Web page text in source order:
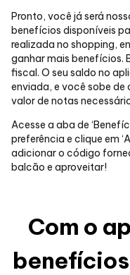
Pronto, você já será
benefícios disponíveis
realizada no shopping,
ganhar mais benefícios.
fiscal. O seu saldo no
enviada, e você sobe
valor de notas
Acesse a aba de
preferência e clique em
adicionar o código
balcão e aproveitar!
Com o